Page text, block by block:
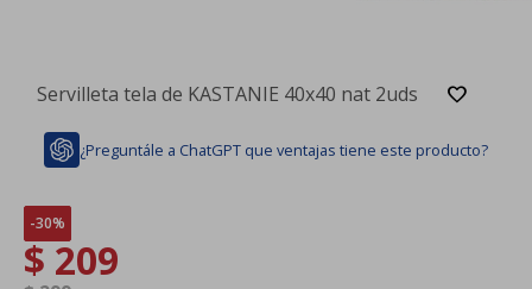
Servilleta tela de KASTANIE 40x40 nat 2uds
¿Preguntále a ChatGPT que ventajas tiene este producto?
30
$ 209